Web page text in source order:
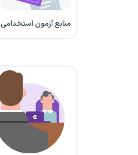
منابع آزمون استخدامی